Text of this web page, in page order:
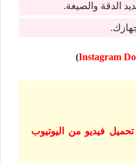
الدقة والصيغة.
)
فيديو من اليوتيوب